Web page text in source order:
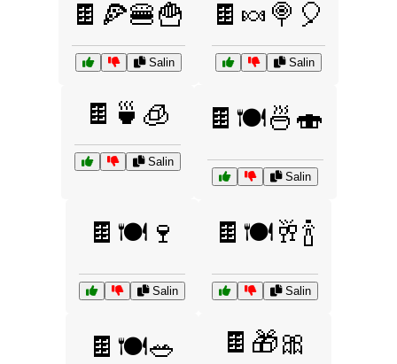
🍫🍕🍔🍟
Salin
🍫🍬🍭🎈
Salin
🍫🍵🧊
Salin
🍫🍽️🍜🍣
Salin
🍫🍽️🍷
Salin
🍫🍽️🥂🍾
Salin
🍫🍽️🥗 🍫🎁🎀